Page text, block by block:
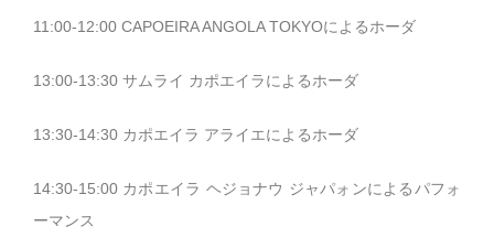
11:00-12:00 CAPOEIRA ANGOLA TOKYOによるホーダ
13:00-13:30 サムライ カポエイラによるホーダ
13:30-14:30 カポエイラ アライエによるホーダ
14:30-15:00 カポエイラ ヘジョナウ ジャパォンによるパフォ
ーマンス